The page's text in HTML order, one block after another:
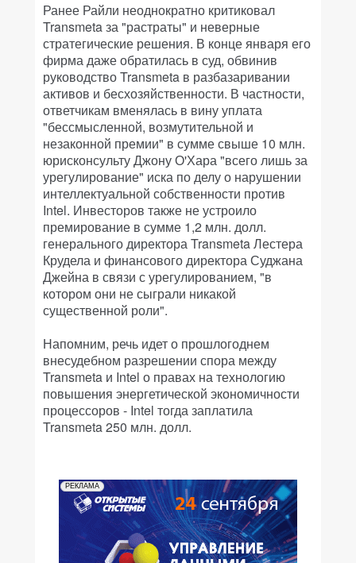
Ранее Райли неоднократно критиковал
Transmeta за "растраты" и неверные
стратегические решения. В конце января его
фирма даже обратилась в суд, обвинив
руководство Transmeta в разбазаривании
активов и бесхозяйственности. В частности,
ответчикам вменялась в вину уплата
"бессмысленной, возмутительной и
незаконной премии" в сумме свыше 10 млн.
юрисконсульту Джону О'Хара "всего лишь за
урегулирование" иска по делу о нарушении
интеллектуальной собственности против
Intel. Инвесторов также не устроило
премирование в сумме 1,2 млн. долл.
генерального директора Transmeta Лестера
Крудела и финансового директора Суджана
Джейна в связи с урегулированием, "в
котором они не сыграли никакой
существенной роли".
Напомним, речь идет о прошлогоднем
внесудебном разрешении спора между
Transmeta и Intel о правах на технологию
повышения энергетической экономичности
процессоров - Intel тогда заплатила
Transmeta 250 млн. долл.
РЕКЛАМА